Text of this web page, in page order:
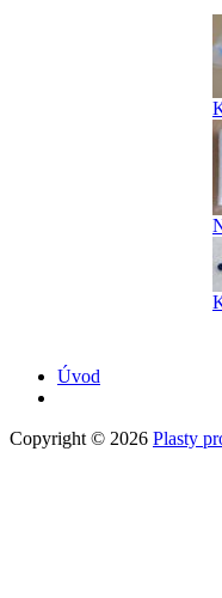
Úvod
Copyright © 2026 Plasty